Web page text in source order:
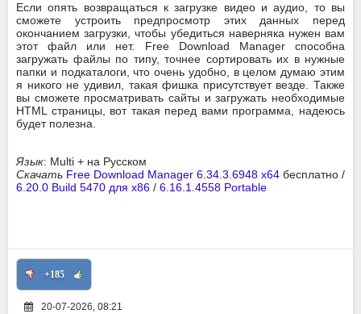
Если опять возвращаться к загрузке видео и аудио, то вы
сможете устроить предпросмотр этих данных перед
окончанием загрузки, чтобы убедиться наверняка нужен вам
этот файл или нет. Free Download Manager способна
загружать файлы по типу, точнее сортировать их в нужные
папки и подкаталоги, что очень удобно, в целом думаю этим
я никого не удивил, такая фишка присутствует везде. Также
вы сможете просматривать сайты и загружать необходимые
HTML страницы, вот такая перед вами программа, надеюсь
будет полезна.
Язык: Multi + на Русском
Скачать Free Download Manager 6.34.3.6948 x64 бесплатно /
6.20.0 Build 5470 для x86 / 6.16.1.4558 Portable
+185
20-07-2026, 08:21